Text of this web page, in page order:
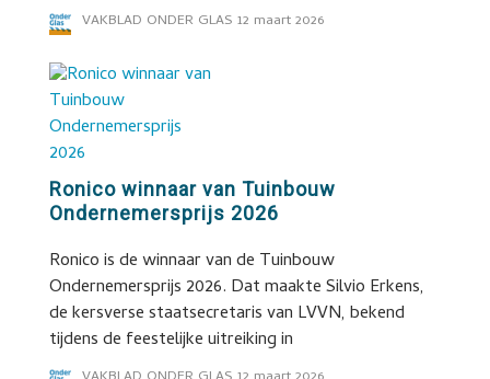
VAKBLAD ONDER GLAS 12 maart 2026
Ronico winnaar van Tuinbouw
Ondernemersprijs 2026
Ronico is de winnaar van de Tuinbouw
Ondernemersprijs 2026. Dat maakte Silvio Erkens,
de kersverse staatsecretaris van LVVN, bekend
tijdens de feestelijke uitreiking in